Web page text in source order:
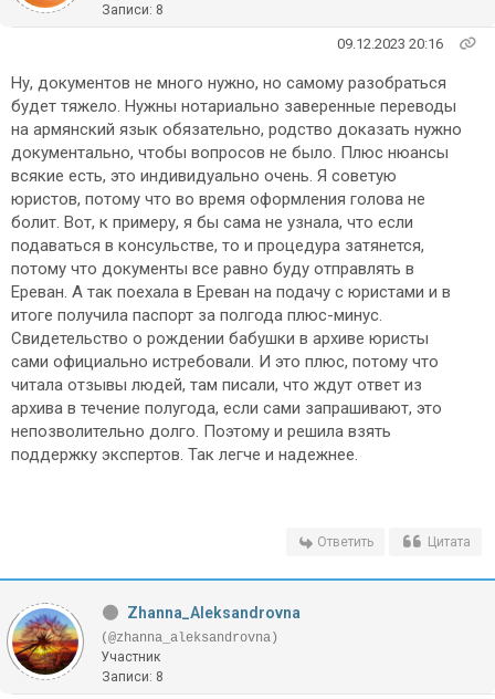
Записи: 8
09.12.2023 20:16
Ну, документов не много нужно, но самому разобраться
будет тяжело. Нужны нотариально заверенные переводы
на армянский язык обязательно, родство доказать нужно
документально, чтобы вопросов не было. Плюс нюансы
всякие есть, это индивидуально очень. Я советую
юристов, потому что во время оформления голова не
болит. Вот, к примеру, я бы сама не узнала, что если
подаваться в консульстве, то и процедура затянется,
потому что документы все равно буду отправлять в
Ереван. А так поехала в Ереван на подачу с юристами и в
итоге получила паспорт за полгода плюс-минус.
Свидетельство о рождении бабушки в архиве юристы
сами официально истребовали. И это плюс, потому что
читала отзывы людей, там писали, что ждут ответ из
архива в течение полугода, если сами запрашивают, это
непозволительно долго. Поэтому и решила взять
поддержку экспертов. Так легче и надежнее.
Ответить Цитата
Zhanna_Aleksandrovna
(@zhanna_aleksandrovna)
Участник
Записи: 8